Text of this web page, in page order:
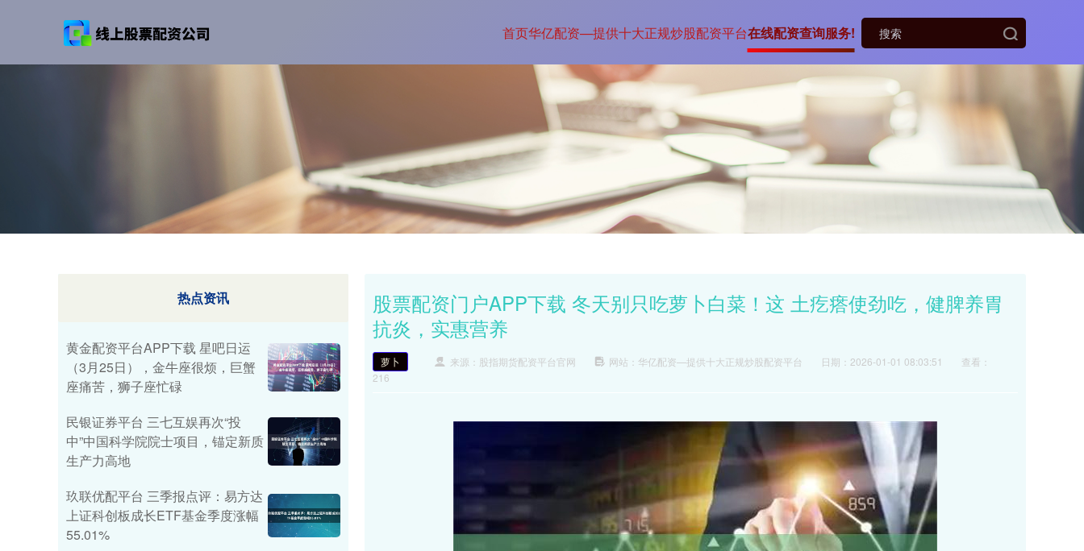
首页华亿配资—提供十大正规炒股配资平台在线配资查询服务!
股票配资门户APP下载 冬天别只吃萝卜白菜！这 土疙瘩使劲吃，健脾养胃
抗炎，实惠营养
萝卜 来源：股指期货配资平台官网 网站：华亿配资—提供十大正规炒股配资平台 日期：2026-01-01 08:03:51
查看：
216
热点资讯
黄金配资平台APP下载 星吧日运
（3月25日），金牛座很烦，巨蟹
座痛苦，狮子座忙碌
民银证券平台 三七互娱再次“投
中”中国科学院院士项目，锚定新质
生产力高地
玖联优配平台 三季报点评：易方达
上证科创板成长ETF基金季度涨幅
55.01%